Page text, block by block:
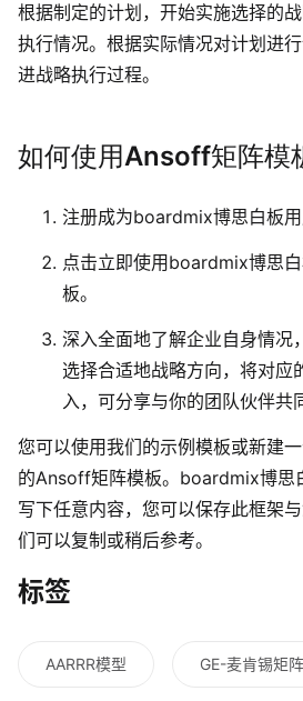
根据制定的计划，开始实施选择的
执行情况。根据实际情况对计划进
进战略执行过程。
如何使用Ansoff矩阵模
注册成为boardmix博思白板用
点击立即使用boardmix博思
板。
深入全面地了解企业自身情况
选择合适地战略方向，将对应
入，可分享与你的团队伙伴共
您可以使用我们的示例模板或新建
的Ansoff矩阵模板。boardmix博思
写下任意内容，您可以保存此框架
们可以复制或稍后参考。
标签
AARRR模型 GE-麦肯锡矩阵